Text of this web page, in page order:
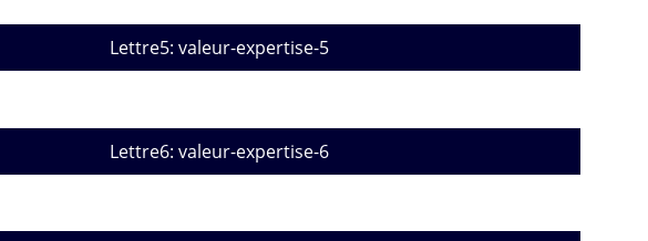
Lettre5: valeur-expertise-5
Lettre6: valeur-expertise-6